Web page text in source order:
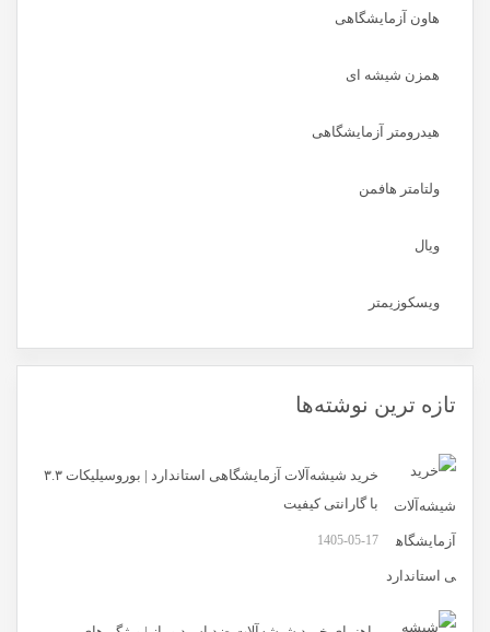
هاون آزمایشگاهی
همزن شیشه ای
هیدرومتر آزمایشگاهی
ولتامتر هافمن
ویال
ویسکوزیمتر
تازه ترین نوشته‌ها
خرید شیشه‌آلات آزمایشگاهی استاندارد | بوروسیلیکات ۳.۳
با گارانتی کیفیت
1405-05-17